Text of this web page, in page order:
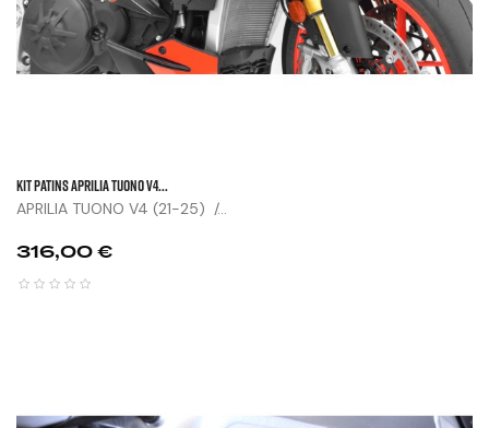
KIT PATINS APRILIA TUONO V4...
APRILIA TUONO V4 (21-25) /...
Prix
316,00 €